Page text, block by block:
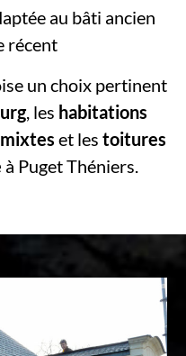
au bâti ancien
récent
un choix pertinent
, les habitations
et les toitures
à Puget Théniers.